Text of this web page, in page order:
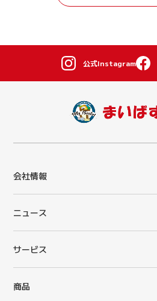
公式Instagram
会社情報
ニュース
サービス
商品